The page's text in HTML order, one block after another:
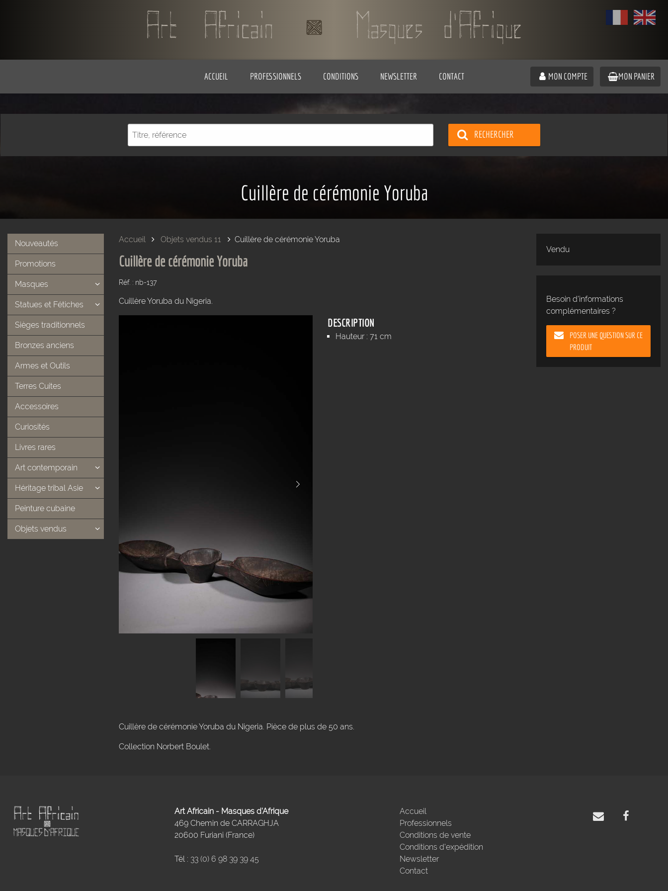
ACCUEIL PROFESSIONNELS CONDITIONS NEWSLETTER CONTACT MON COMPTE MON PANIER
RECHERCHER
Cuillère de cérémonie Yoruba
Nouveautés
Promotions
Masques
Statues et Fétiches
Sièges traditionnels
Bronzes anciens
Armes et Outils
Terres Cuites
Accessoires
Curiosités
Livres rares
Art contemporain
Héritage tribal Asie
Peinture cubaine
Objets vendus
Accueil Objets vendus 11 Cuillère de cérémonie Yoruba
Cuillère de cérémonie Yoruba
Réf. : nb-137
Cuillère Yoruba du Nigeria.
DESCRIPTION
Hauteur : 71 cm
Cuillère de cérémonie Yoruba du Nigeria. Pièce de plus de 50 ans.
Collection Norbert Boulet.
Vendu
Besoin d'informations
complémentaires ?
POSER UNE QUESTION SUR CE
PRODUIT
Art Africain - Masques d'Afrique
469 Chemin de CARRAGHJA
20600 Furiani (France)
Tél : 33 (0) 6 98 39 39 45
Accueil
Professionnels
Conditions de vente
Conditions d'expédition
Newsletter
Contact